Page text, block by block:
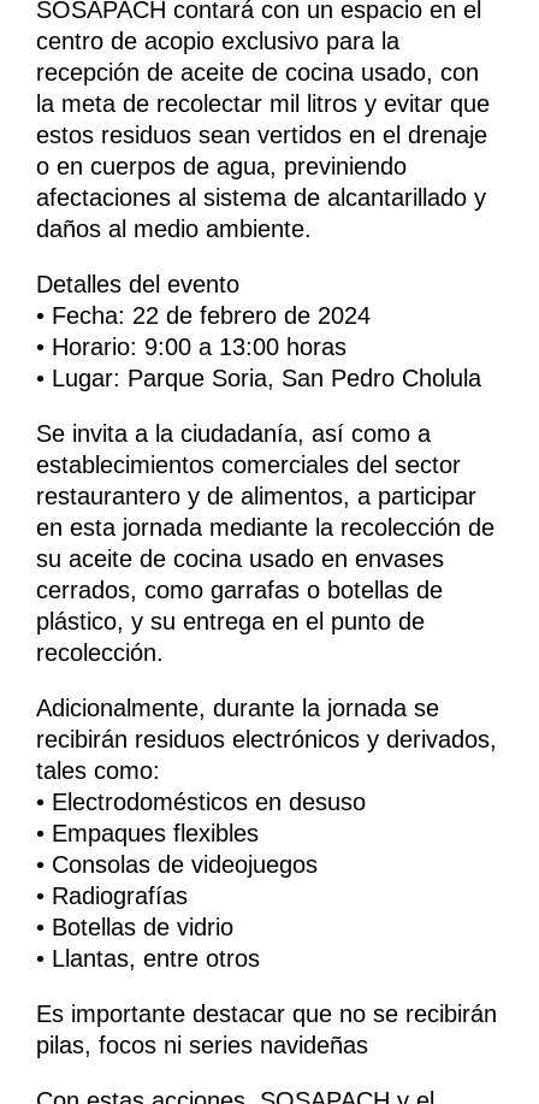
SOSAPACH contará con un espacio en el
centro de acopio exclusivo para la
recepción de aceite de cocina usado, con
la meta de recolectar mil litros y evitar que
estos residuos sean vertidos en el drenaje
o en cuerpos de agua, previniendo
afectaciones al sistema de alcantarillado y
daños al medio ambiente.
Detalles del evento
• Fecha: 22 de febrero de 2024
• Horario: 9:00 a 13:00 horas
• Lugar: Parque Soria, San Pedro Cholula
Se invita a la ciudadanía, así como a
establecimientos comerciales del sector
restaurantero y de alimentos, a participar
en esta jornada mediante la recolección de
su aceite de cocina usado en envases
cerrados, como garrafas o botellas de
plástico, y su entrega en el punto de
recolección.
Adicionalmente, durante la jornada se
recibirán residuos electrónicos y derivados,
tales como:
• Electrodomésticos en desuso
• Empaques flexibles
• Consolas de videojuegos
• Radiografías
• Botellas de vidrio
• Llantas, entre otros
Es importante destacar que no se recibirán
pilas, focos ni series navideñas